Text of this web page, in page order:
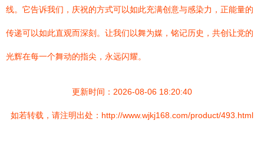
线。它告诉我们，庆祝的方式可以如此充满创意与感染力，正能量的
传递可以如此直观而深刻。让我们以舞为媒，铭记历史，共创让党的
光辉在每一个舞动的指尖，永远闪耀。
更新时间：2026-08-06 18:20:40
如若转载，请注明出处：http://www.wjkj168.com/product/493.html